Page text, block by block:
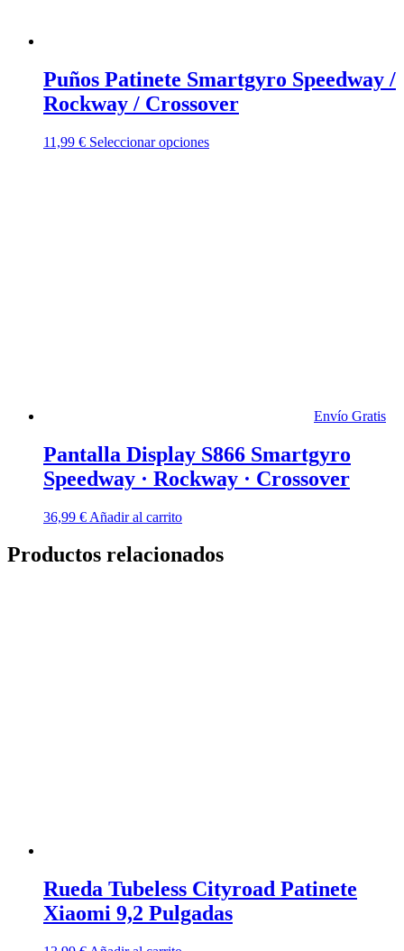
Puños Patinete Smartgyro Speedway /
Rockway / Crossover
11,99 € Seleccionar opcionesEste
Envío Gratis
Pantalla Display S866 Smartgyro
Speedway · Rockway · Crossover
36,99 € Añadir al carrito
Productos relacionados
Rueda Tubeless Cityroad Patinete
Xiaomi 9,2 Pulgadas